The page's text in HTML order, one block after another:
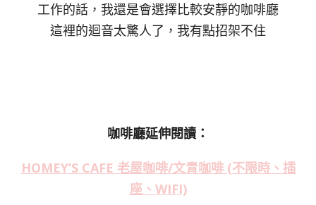
工作的話，我還是會選擇比較安靜的咖啡廳
這裡的迴音太驚人了，我有點招架不住
咖啡廳延伸閱讀：
HOMEY’S CAFE 老屋咖啡/文青咖啡 (不限時、插
座、WIFI)